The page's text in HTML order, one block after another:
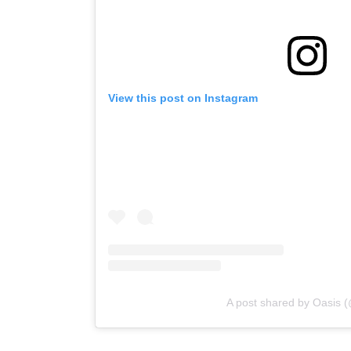
View this post on Instagram
A post shared by Oasis